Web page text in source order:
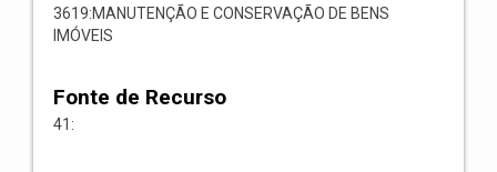
3619:MANUTENÇÃO E CONSERVAÇÃO DE BENS
IMÓVEIS
Fonte de Recurso
41: